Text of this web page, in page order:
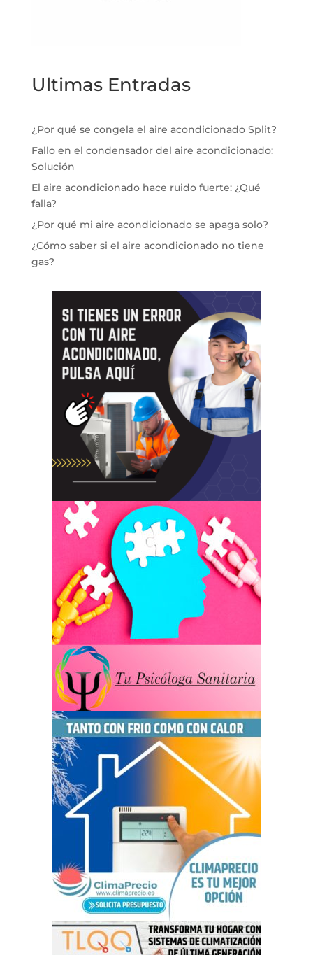
Ultimas Entradas
¿Por qué se congela el aire acondicionado Split?
Fallo en el condensador del aire acondicionado:
Solución
El aire acondicionado hace ruido fuerte: ¿Qué
falla?
¿Por qué mi aire acondicionado se apaga solo?
¿Cómo saber si el aire acondicionado no tiene
gas?